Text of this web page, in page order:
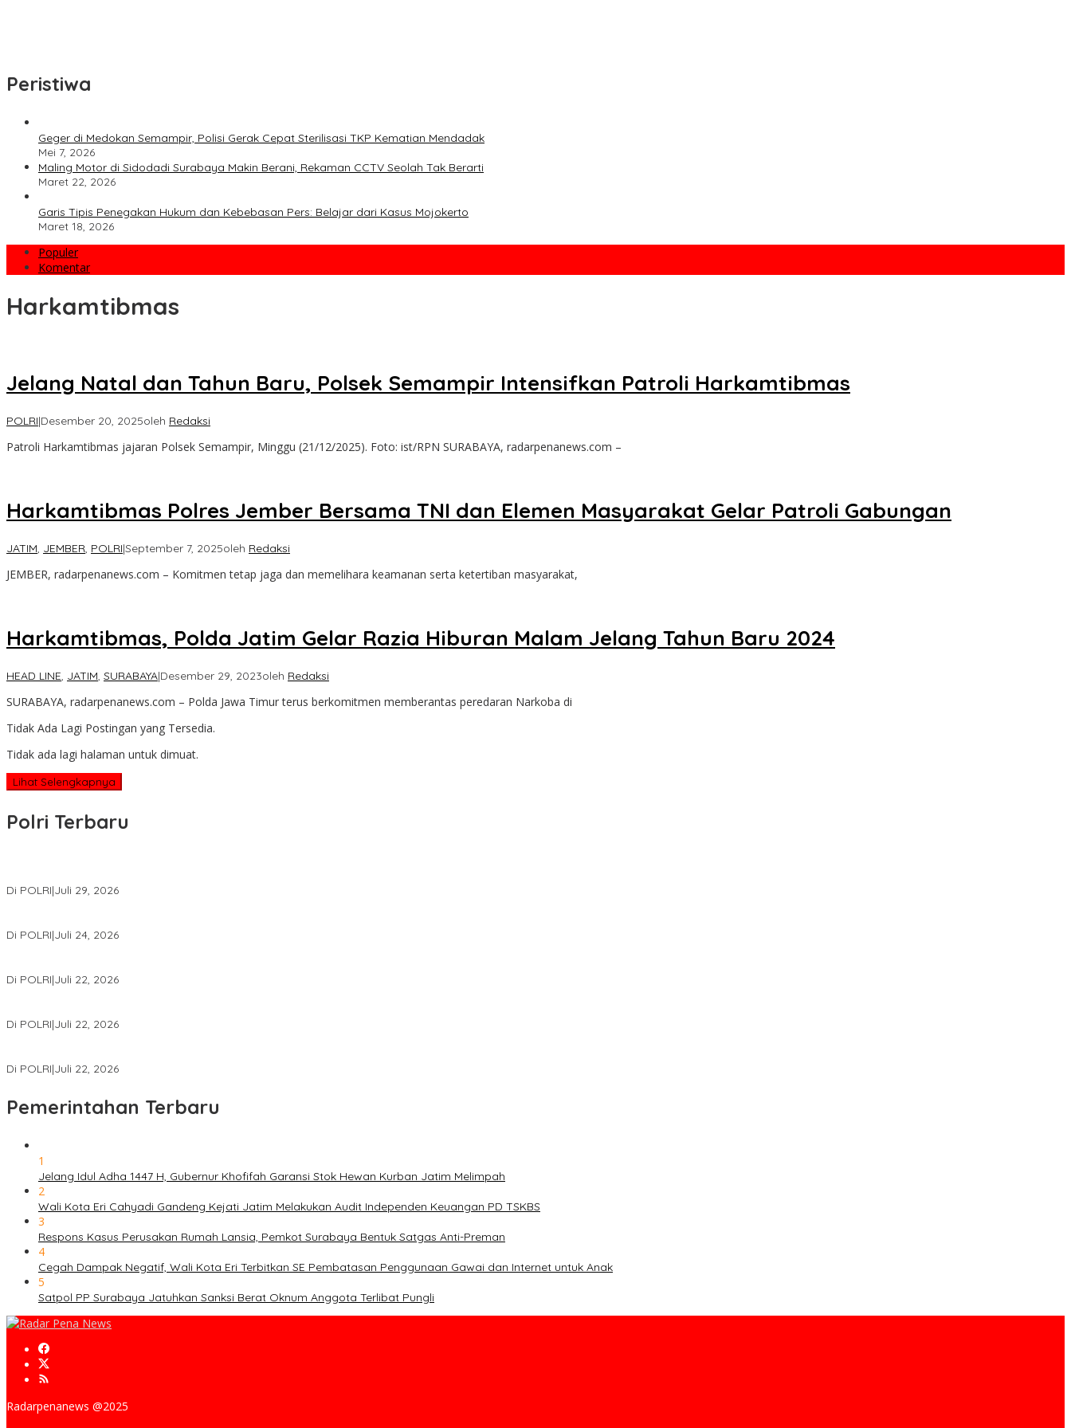
Peristiwa
Geger di Medokan Semampir, Polisi Gerak Cepat Sterilisasi TKP Kematian Mendadak
Mei 7, 2026
Maling Motor di Sidodadi Surabaya Makin Berani, Rekaman CCTV Seolah Tak Berarti
Maret 22, 2026
Garis Tipis Penegakan Hukum dan Kebebasan Pers: Belajar dari Kasus Mojokerto
Maret 18, 2026
Populer
Komentar
Harkamtibmas
Jelang Natal dan Tahun Baru, Polsek Semampir Intensifkan Patroli Harkamtibmas
POLRI|Desember 20, 2025oleh Redaksi
Patroli Harkamtibmas jajaran Polsek Semampir, Minggu (21/12/2025). Foto: ist/RPN SURABAYA, radarpenanews.com –
Harkamtibmas Polres Jember Bersama TNI dan Elemen Masyarakat Gelar Patroli Gabungan
JATIM, JEMBER, POLRI|September 7, 2025oleh Redaksi
JEMBER, radarpenanews.com – Komitmen tetap jaga dan memelihara keamanan serta ketertiban masyarakat,
Harkamtibmas, Polda Jatim Gelar Razia Hiburan Malam Jelang Tahun Baru 2024
HEAD LINE, JATIM, SURABAYA|Desember 29, 2023oleh Redaksi
SURABAYA, radarpenanews.com – Polda Jawa Timur terus berkomitmen memberantas peredaran Narkoba di
Tidak Ada Lagi Postingan yang Tersedia.
Tidak ada lagi halaman untuk dimuat.
Lihat Selengkapnya
Polri Terbaru
Di POLRI|Juli 29, 2026
Di POLRI|Juli 24, 2026
Di POLRI|Juli 22, 2026
Di POLRI|Juli 22, 2026
Di POLRI|Juli 22, 2026
Pemerintahan Terbaru
1
Jelang Idul Adha 1447 H, Gubernur Khofifah Garansi Stok Hewan Kurban Jatim Melimpah
2
Wali Kota Eri Cahyadi Gandeng Kejati Jatim Melakukan Audit Independen Keuangan PD TSKBS
3
Respons Kasus Perusakan Rumah Lansia, Pemkot Surabaya Bentuk Satgas Anti-Preman
4
Cegah Dampak Negatif, Wali Kota Eri Terbitkan SE Pembatasan Penggunaan Gawai dan Internet untuk Anak
5
Satpol PP Surabaya Jatuhkan Sanksi Berat Oknum Anggota Terlibat Pungli
Radarpenanews @2025